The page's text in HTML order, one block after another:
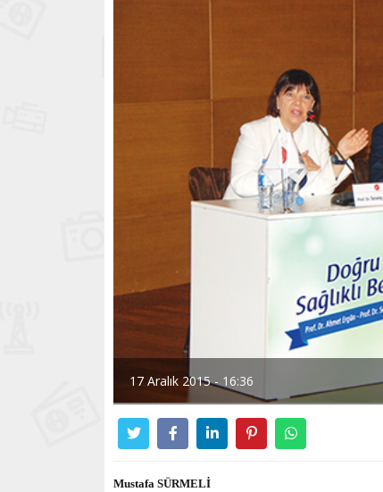
17 Aralık 2015 - 16:36
Mustafa SÜRMELİ